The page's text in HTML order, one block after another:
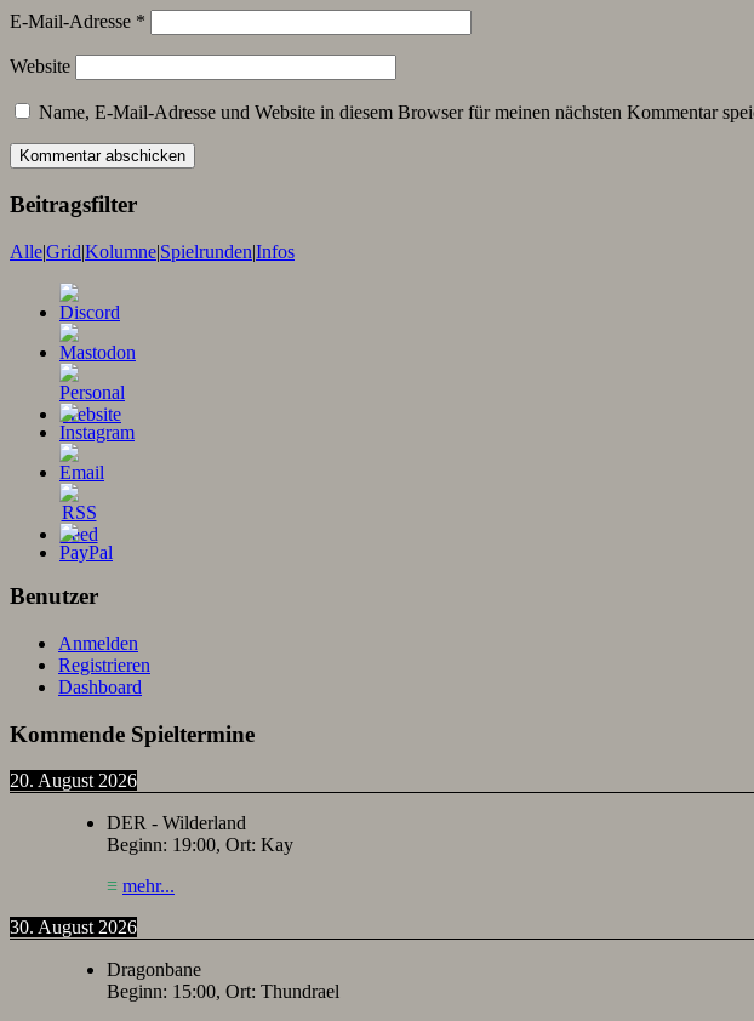
E-Mail-Adresse *
Website
Name, E-Mail-Adresse und Website in diesem Browser für meinen nächsten Kommentar
Beitragsfilter
Alle|Grid|Kolumne|Spielrunden|Infos
Benutzer
Anmelden
Registrieren
Dashboard
Kommende Spieltermine
20. August 2026
DER - Wilderland
Beginn: 19:00, Ort: Kay
≡ mehr...
30. August 2026
Dragonbane
Beginn: 15:00, Ort: Thundrael